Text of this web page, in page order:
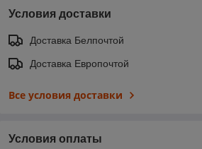
Условия доставки
Доставка Белпочтой
Доставка Европочтой
Все условия доставки
Условия оплаты